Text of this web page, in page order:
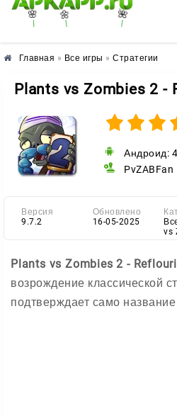
🌸 🌼 🌺
Главная » Все игры » Стратегии
Plants vs Zombies 2 -
Андроид:
PvZABFan
Версия
9.7.2
Обновлено
16-05-2025
vs
Plants vs Zombies 2 -
возрождение классической
подтверждает само